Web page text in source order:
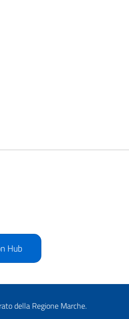
Hub
della Regione Marche.